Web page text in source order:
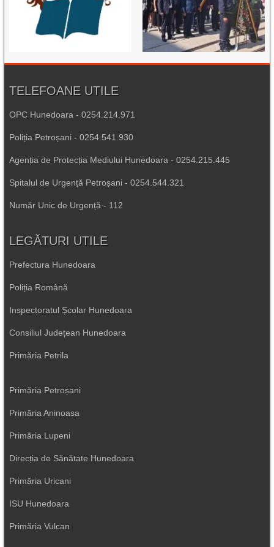
TELEFOANE UTILE
OPC Hunedoara - 0254.214.971
Poliția Petroșani - 0254.541.930
Agenția de Protecția Mediului Hunedoara - 0254.215.445
Spitalul de Urgență Petroșani - 0254.544.321
Număr Unic de Urgență - 112
LEGĂTURI UTILE
Prefectura Hunedoara
Poliția Română
Inspectoratul Școlar Hunedoara
Consiliul Județean Hunedoara
Primăria Petrila
Primăria Petroșani
Primăria Aninoasa
Primăria Lupeni
Direcția de Sănătate Hunedoara
Primăria Uricani
ISU Hunedoara
Primăria Vulcan